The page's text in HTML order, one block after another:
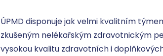
ÚPMD disponuje jak velmi kvalitním
zkušeným nelékařským zdravotnickým
vysokou kvalitu zdravotních i